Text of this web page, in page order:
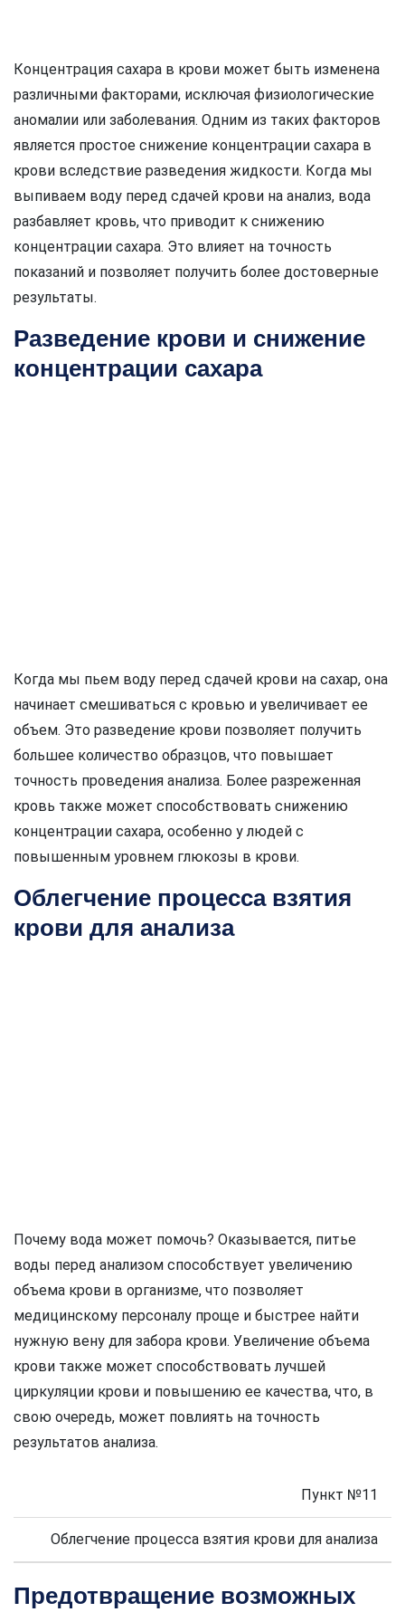
Концентрация сахара в крови может быть изменена
различными факторами, исключая физиологические
аномалии или заболевания. Одним из таких факторов
является простое снижение концентрации сахара в
крови вследствие разведения жидкости. Когда мы
выпиваем воду перед сдачей крови на анализ, вода
разбавляет кровь, что приводит к снижению
концентрации сахара. Это влияет на точность
показаний и позволяет получить более достоверные
результаты.
Разведение крови и снижение
концентрации сахара
Когда мы пьем воду перед сдачей крови на сахар, она
начинает смешиваться с кровью и увеличивает ее
объем. Это разведение крови позволяет получить
большее количество образцов, что повышает
точность проведения анализа. Более разреженная
кровь также может способствовать снижению
концентрации сахара, особенно у людей с
повышенным уровнем глюкозы в крови.
Облегчение процесса взятия
крови для анализа
Почему вода может помочь? Оказывается, питье
воды перед анализом способствует увеличению
объема крови в организме, что позволяет
медицинскому персоналу проще и быстрее найти
нужную вену для забора крови. Увеличение объема
крови также может способствовать лучшей
циркуляции крови и повышению ее качества, что, в
свою очередь, может повлиять на точность
результатов анализа.
Пункт №11
Облегчение процесса взятия крови для анализа
Предотвращение возможных